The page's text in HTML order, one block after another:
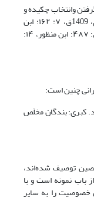
وانتخاب چکیده و
خالص و برترین هر چیز است (ر. ک: فراهیدی، 1409ق، ۷: ۱۶۲؛ ابن
فارس، 1404ق، ۳: ۲۹۲؛ راغب اصفهانی، 1412ق: ۴۸۷؛ ابن منظور، ۱۴:
چنین است:
کبری: بندگان مخلَص
توصیف شده‌اند،
باب نمونه است و با
خصوصیت را به سایر